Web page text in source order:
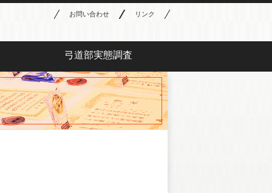
お問い合わせ リンク
弓道部実態調査